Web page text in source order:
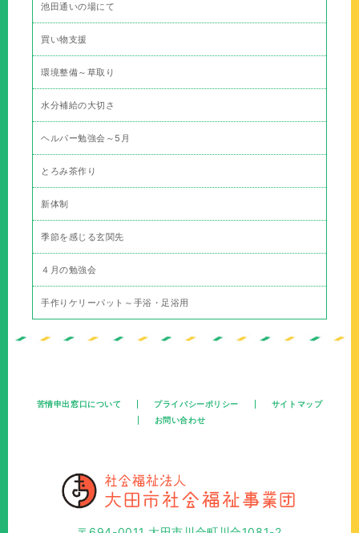
池田通いの場にて
買い物支援
環境整備～草取り
水分補給の大切さ
ヘルパー勉強会～5月
とろみ茶作り
新体制
季節を感じる玄関先
４月の勉強会
手作りケリーパット～手浴・足浴用
苦情申出窓口について プライバシーポリシー
サイトマップ
お問い合わせ